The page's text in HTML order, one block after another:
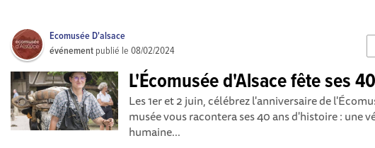
Ecomusée D'alsace
événement publié le08/02/2024
L'Écomusée d'Alsace fête ses
Les 1er et 2 juin, célébrez l'anniversaire de
musée vous racontera ses 40 ans d'histoire : une
humaine...